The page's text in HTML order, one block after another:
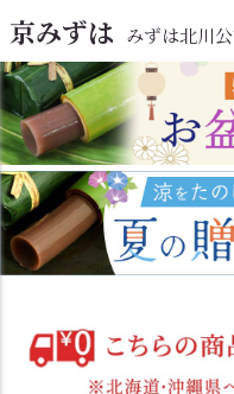
京みずは みずは北川